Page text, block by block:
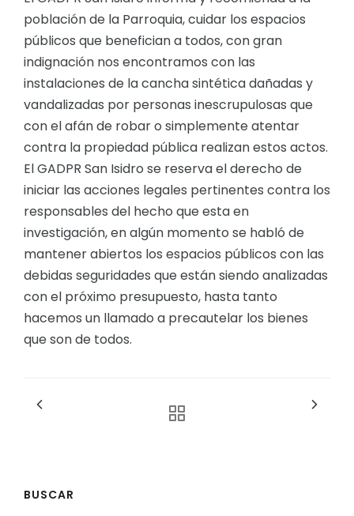
población de la Parroquia, cuidar los espacios
públicos que benefician a todos, con gran
indignación nos encontramos con las
instalaciones de la cancha sintética dañadas y
vandalizadas por personas inescrupulosas que
con el afán de robar o simplemente atentar
contra la propiedad pública realizan estos actos.
El GADPR San Isidro se reserva el derecho de
iniciar las acciones legales pertinentes contra los
responsables del hecho que esta en
investigación, en algún momento se habló de
mantener abiertos los espacios públicos con las
debidas seguridades que están siendo analizadas
con el próximo presupuesto, hasta tanto
hacemos un llamado a precautelar los bienes
que son de todos.
BUSCAR